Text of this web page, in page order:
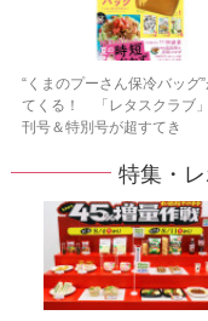
“くまのプーさん保冷バッグ
てくる！ 「レタスクラブ
刊号＆特別号が超すてき
特集・